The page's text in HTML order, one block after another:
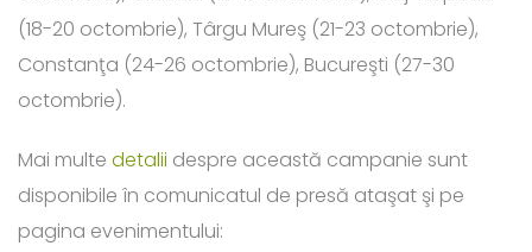
(18-20 octombrie), Târgu Mureş (21-23 octombrie),
Constanţa (24-26 octombrie), Bucureşti (27-30
octombrie).
Mai multe detalii despre această campanie sunt
disponibile în comunicatul de presă ataşat şi pe
pagina evenimentului: